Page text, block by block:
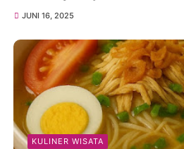
JUNI 16, 2025
KULINER WISATA